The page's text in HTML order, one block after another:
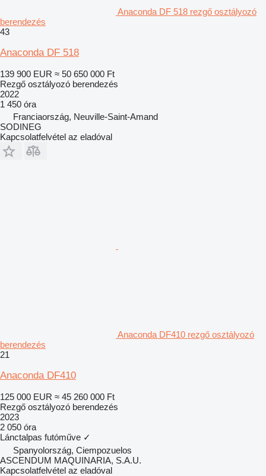
Anaconda DF 518 rezgő osztályozó
berendezés
43
Anaconda DF 518
139 900 EUR ≈ 50 650 000 Ft
Rezgő osztályozó berendezés
2022
1 450 óra
Franciaország, Neuville-Saint-Amand
SODINEG
Kapcsolatfelvétel az eladóval
Anaconda DF410 rezgő osztályozó
berendezés
21
Anaconda DF410
125 000 EUR ≈ 45 260 000 Ft
Rezgő osztályozó berendezés
2023
2 050 óra
Lánctalpas futóműve ✓
Spanyolország, Ciempozuelos
ASCENDUM MAQUINARIA, S.A.U.
Kapcsolatfelvétel az eladóval